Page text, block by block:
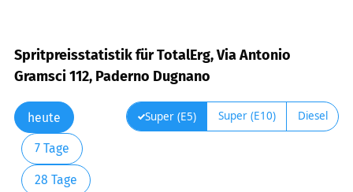
Spritpreisstatistik für TotalErg, Via Antonio
Gramsci 112, Paderno Dugnano
heute
7 Tage
28 Tage
Super (E5) Super (E10) Diesel